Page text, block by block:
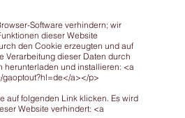
Software verhindern; wir
dieser Website
den Cookie erzeugten und auf
Verarbeitung dieser Daten durch
herunterladen und installieren: <a
gaoptout?hl=de</a></p>
auf folgenden Link klicken. Es wird
Website verhindert: <a